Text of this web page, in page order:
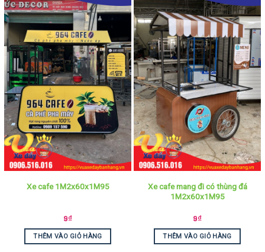
Xe cafe 1M2x60x1M95
9₫
THÊM VÀO GIỎ HÀNG
Xe cafe mang đi có thùng đá
1M2x60x1M95
9₫
THÊM VÀO GIỎ HÀNG